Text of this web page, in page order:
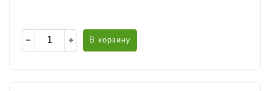
В корзину